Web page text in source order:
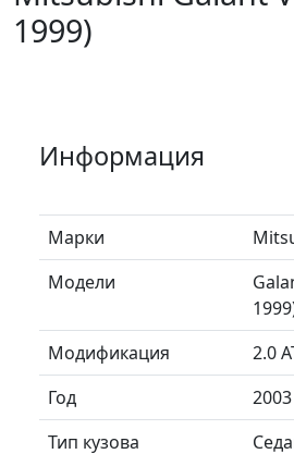
1999)
Информация
Марки
Модели
Модификация
2.0
Год
2003
Тип кузова